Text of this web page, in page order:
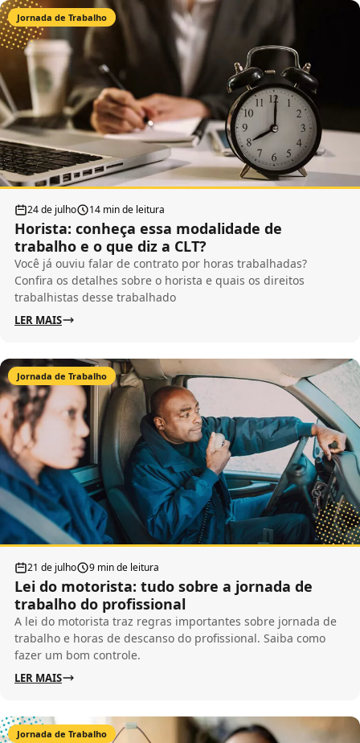
Jornada de Trabalho
24 de julho 14 min de leitura
Horista: conheça essa modalidade de
trabalho e o que diz a CLT?
Você já ouviu falar de contrato por horas trabalhadas?
Confira os detalhes sobre o horista e quais os direitos
trabalhistas desse trabalhado
LER MAIS
Jornada de Trabalho
21 de julho 9 min de leitura
Lei do motorista: tudo sobre a jornada de
trabalho do profissional
A lei do motorista traz regras importantes sobre jornada de
trabalho e horas de descanso do profissional. Saiba como
fazer um bom controle.
LER MAIS
Jornada de Trabalho